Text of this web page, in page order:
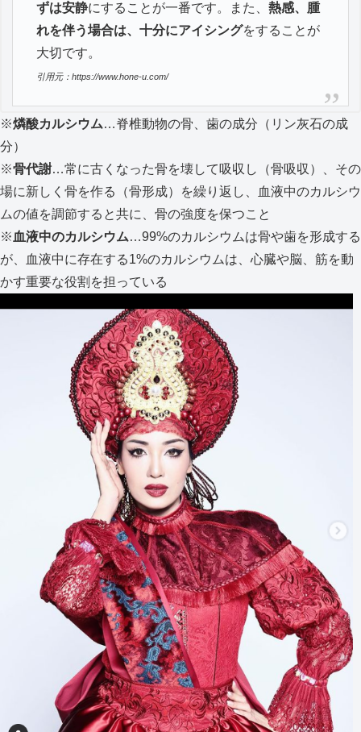
ずは安静にすることが一番です。また、 熱感、腫
れを伴う場合は、十分にアイシングをすることが
大切です。
引用元：https://www.hone-u.com/
※燐酸カルシウム…脊椎動物の骨、歯の成分（リン灰石の成
分）
※骨代謝…常に古くなった骨を壊して吸収し（骨吸収）、その
場に新しく骨を作る（骨形成）を繰り返し、血液中のカルシウ
ムの値を調節すると共に、骨の強度を保つこと
※ 血液中のカルシウム…99%のカルシウムは骨や歯を形成する
が、血液中に存在する1%のカルシウムは、心臓や脳、筋を動
かす重要な役割を担っている